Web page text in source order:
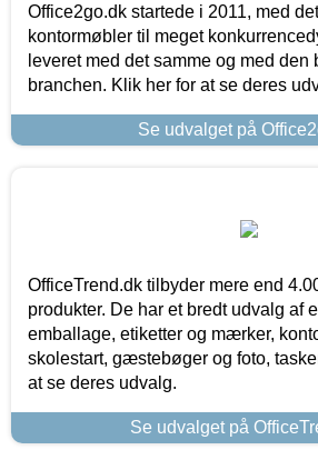
Office2go.dk startede i 2011, med
kontormøbler til meget
leveret med det samme og med den
branchen. Klik her for at se deres
Se udvalget på
OfficeTrend.dk tilbyder mere end
produkter. De har et bredt udvalg af
emballage, etiketter og mærker,
skolestart, gæstebøger og foto,
at se deres udvalg.
Se udvalget på